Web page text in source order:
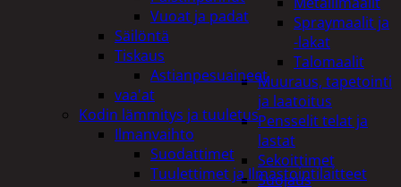
Spraymaalit ja
-lakat
Talomaalit
Muuraus, tapetointi
ja laatoitus
Pensselit telat ja
lastat
Sekoittimet
Suojaus
Vuoat ja padat
Säilöntä
Tiskaus
Astianpesuaineet
vaa'at
Kodin lämmitys ja tuuletus
Ilmanvaihto
Suodattimet
Tuulettimet ja Ilmastointilaitteet